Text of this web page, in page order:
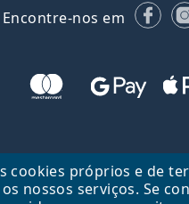
cookies próprios e de
nossos serviços. Se
Encontre-nos em